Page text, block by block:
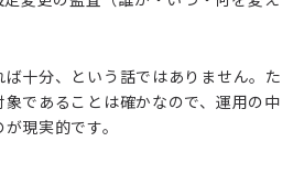
十分、という話ではありません。た
であることは確かなので、運用の中
現実的です。